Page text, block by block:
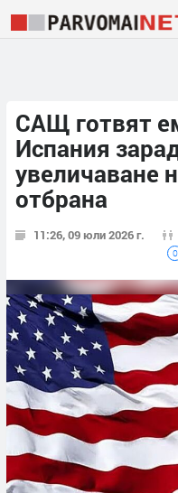
САЩ готвят
Испания
увеличаване
отбрана
11:26, 09 юли 2026 г.
0